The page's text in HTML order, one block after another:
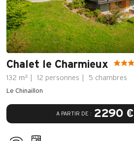
Chalet le Charmieux
132 m² 12 personnes 5 chambres
A PARTIR DE : 2290 €
Le Chinaillon